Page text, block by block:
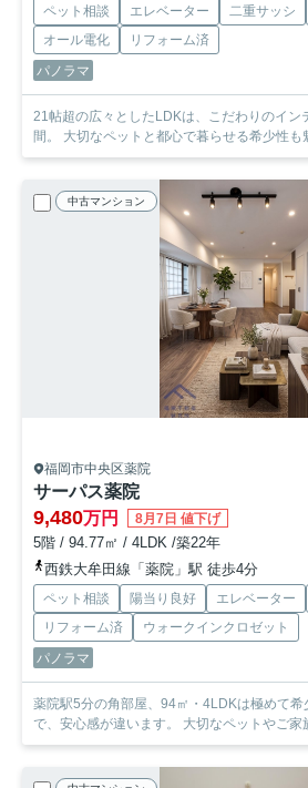
ペット相談 エレベーター 二重サッシ
オール電化
リフォーム済
パノラマ
21帖超の広々としたLDKは、こだわりのイン
間。 大切なペットと都心で暮らせる希少性も
中古マンション
福岡市中央区薬院
サーパス薬院
9,480万円 8月7日 値下げ
5階 / 94.77㎡ / 4LDK /築22年
西鉄大牟田線「薬院」駅 徒歩4分
ペット相談 陽当り良好 エレベーター
リフォーム済
ウォークインクロゼット
パノラマ
薬院駅5分の角部屋、94㎡・4LDKは極めて
で、安心感が違います。 大切なペットやご家